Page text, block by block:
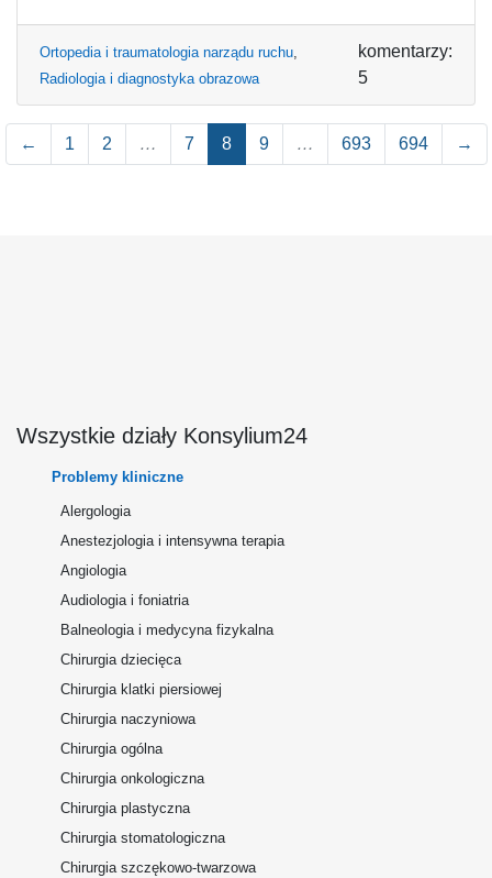
Ortopedia i traumatologia narządu ruchu,
Radiologia i diagnostyka obrazowa
komentarzy:
5
← 1 2 … 7 8 9 … 693 694 →
Wszystkie działy Konsylium24
Problemy kliniczne
Alergologia
Anestezjologia i intensywna terapia
Angiologia
Audiologia i foniatria
Balneologia i medycyna fizykalna
Chirurgia dziecięca
Chirurgia klatki piersiowej
Chirurgia naczyniowa
Chirurgia ogólna
Chirurgia onkologiczna
Chirurgia plastyczna
Chirurgia stomatologiczna
Chirurgia szczękowo-twarzowa